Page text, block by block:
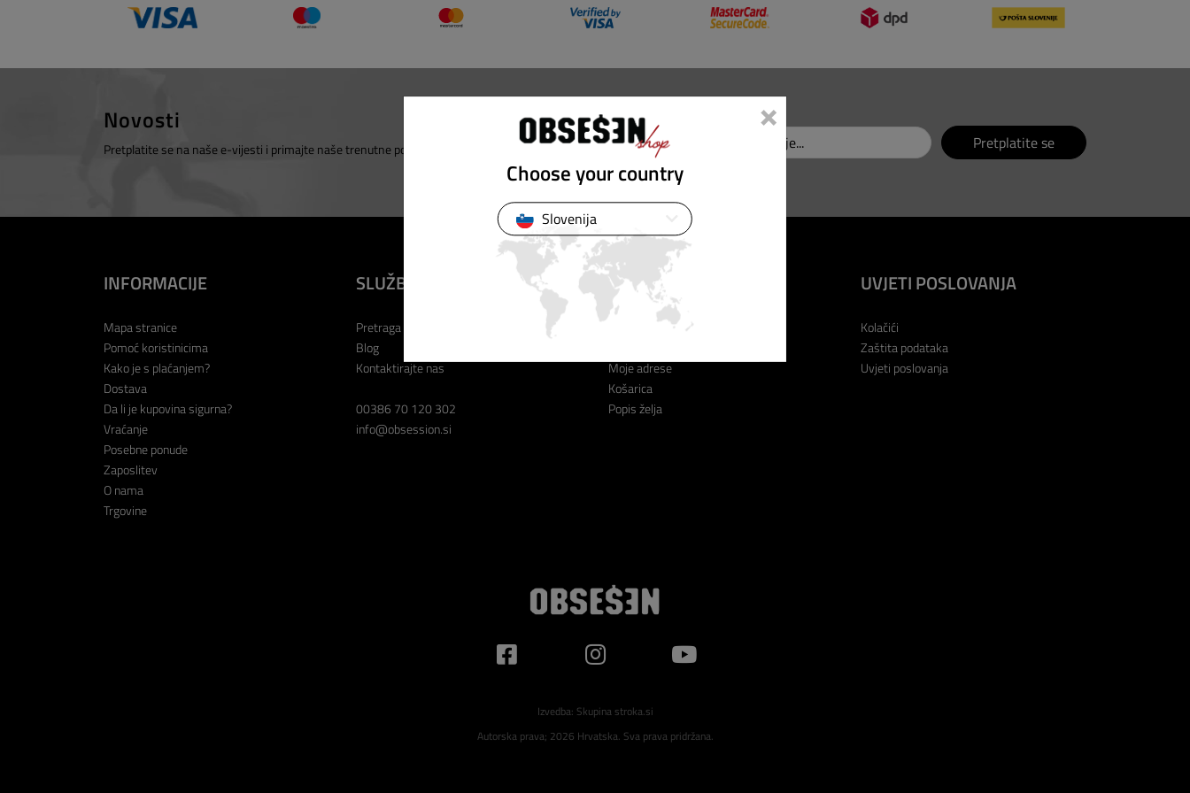
Novosti
Pretplatite se na naše e-vijesti i primajte naše trenutne ponude i popuste! Pretplatite se
INFORMACIJE
Mapa stranice
Pomoć koristinicima
Kako je s plaćanjem?
Dostava
Da li je kupovina sigurna?
Vraćanje
Posebne ponude
Zaposlitev
O nama
Trgovine
SLUŽBA ZA KORISNIKE
Pretraga
Blog
Kontaktirajte nas
00386 70 120 302
info@obsession.si
MOJ RAČUN
Moj račun
Moje adrese
Košarica
Popis želja
UVJETI POSLOVANJA
Kolačići
Zaštita podataka
Uvjeti poslovanja
Izvedba: Skupina stroka.si
Autorska prava; 2026 Hrvatska. Sva prava pridržana.
×
Choose your country
Slovenija